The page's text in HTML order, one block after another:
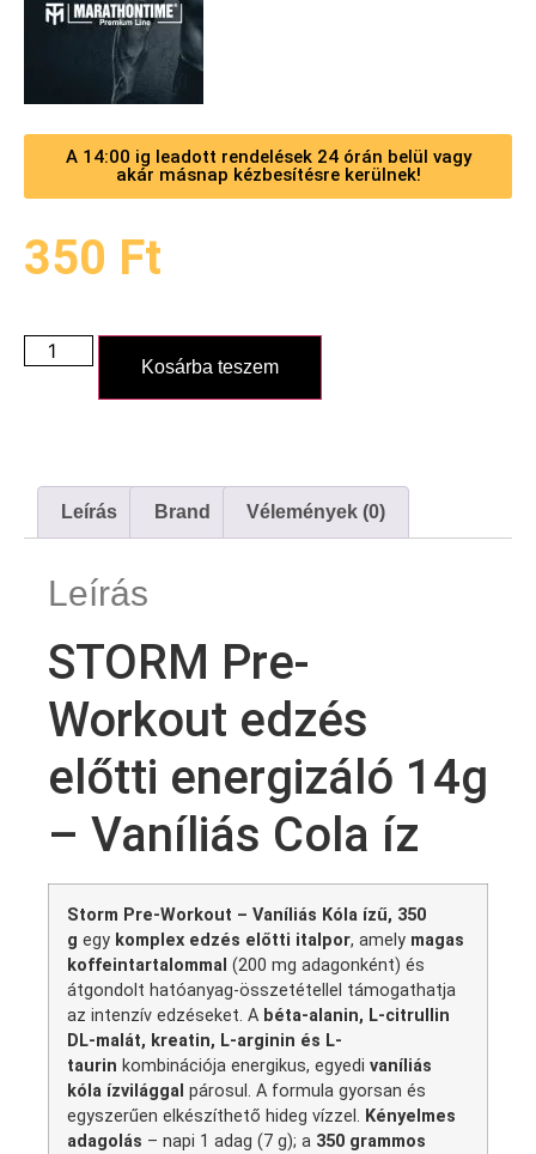
A 14:00 ig leadott rendelések 24 órán belül vagy
akár másnap kézbesítésre kerülnek!
350 Ft
Kosárba teszem
Leírás Brand Vélemények (0)
Leírás
STORM Pre-
Workout edzés
előtti energizáló 14g
– Vaníliás Cola íz
Storm Pre-Workout – Vaníliás Kóla ízű, 350
g egy komplex edzés előtti italpor, amely magas
koffeintartalommal (200 mg adagonként) és
átgondolt hatóanyag-összetétellel támogathatja
az intenzív edzéseket. A béta-alanin, L-citrullin
DL-malát, kreatin, L-arginin és L-
taurin kombinációja energikus, egyedi vaníliás
kóla ízvilággal párosul. A formula gyorsan és
egyszerűen elkészíthető hideg vízzel. Kényelmes
adagolás – napi 1 adag (7 g); a 350 grammos